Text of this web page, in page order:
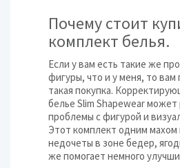
Почему стоит
комплект белья.
Если у вам есть такие же
фигуры, что и у меня, то
такая покупка.
белье Slim Shapewear
проблемы с фигурой и
Этот комплект одним махом
недочеты в зоне бедер,
же помогает немного